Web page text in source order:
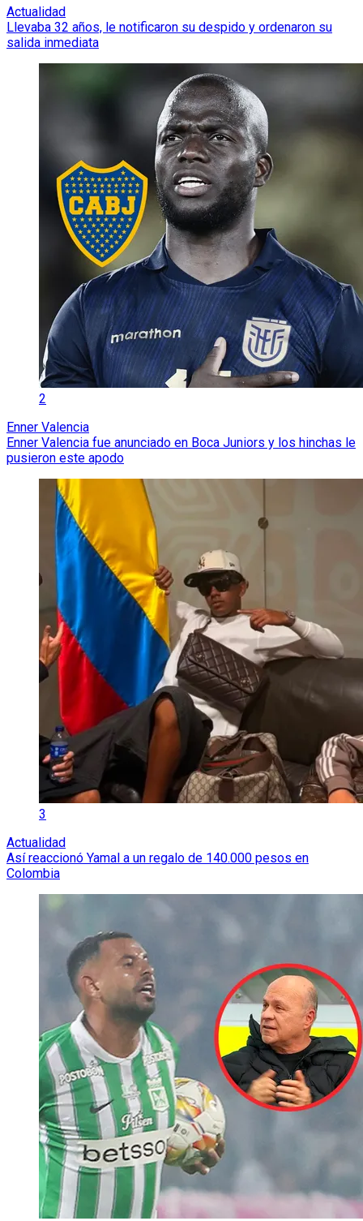
Actualidad
Llevaba 32 años, le notificaron su despido y ordenaron su
salida inmediata
2
Enner Valencia
Enner Valencia fue anunciado en Boca Juniors y los hinchas le
pusieron este apodo
3
Actualidad
Así reaccionó Yamal a un regalo de 140.000 pesos en
Colombia